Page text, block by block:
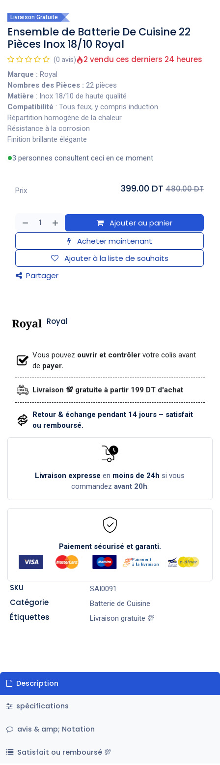
Livraison Gratuite
Ensemble de Batterie De Cuisine 22
Pièces Inox 18/10 Royal
(0 avis) 2 vendu ces derniers 24 heures
Marque : Royal
Nombres des Pièces : 22 pièces
Matière : Inox 18/10 de haute qualité
Compatibilité : Tous feux, y compris induction
Répartition homogène de la chaleur
Résistance à la corrosion
Finition brillante élégante
3 personnes consultent ceci en ce moment
Ajouter au panier
Acheter maintenant
Ajouter à la liste de souhaits
Partager
Prix 399.00 DT 480.00 DT
Royal
Vous pouvez ouvrir et contrôler votre colis avant
de payer.
Livraison 💯 gratuite à partir 199 DT d'achat
Retour & échange pendant 14 jours – satisfait
ou remboursé.
Livraison expresse en moins de 24h si vous
commandez avant 20h.
Paiement sécurisé et garanti.
SKU SAI0091
Catégorie Batterie de Cuisine
Étiquettes Livraison gratuite 💯
Description
spécifications
avis & amp; Notation
Satisfait ou remboursé 💯